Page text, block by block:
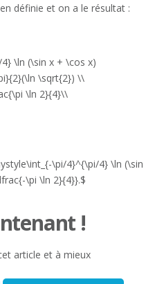
définie et on a le résultat :
\ln (\sin x + \cos x)
\sqrt{2}) \\
\ln 2}{4}\\
\pi/4}^{\pi/4} \ln (\sin
\pi \ln 2}{4}}.$
!
article et à mieux